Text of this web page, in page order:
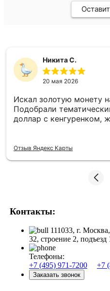
Никита С.
20 мая 2026
Искал золотую монету
Подобрали
доллар с кенгуренком,
Отзыв Яндекс Карты
Контакты:
111033, г.
32, строение 2,
Телефоны:
+7 (495) 971-7200
+7
Заказать звонок